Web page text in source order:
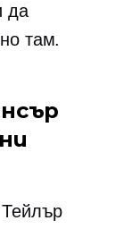
да
там.